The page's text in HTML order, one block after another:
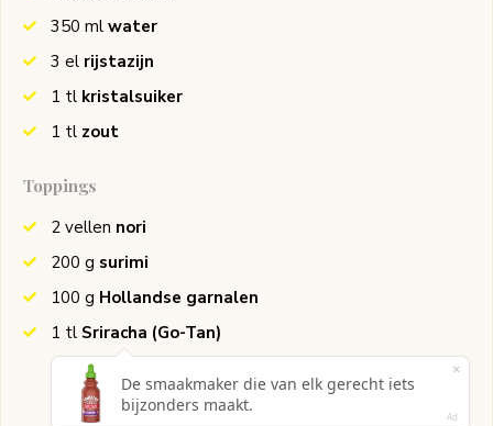
350 ml water
3 el rijstazijn
1 tl kristalsuiker
1 tl zout
Toppings
2 vellen nori
200 g surimi
100 g Hollandse garnalen
1 tl Sriracha (Go-Tan)